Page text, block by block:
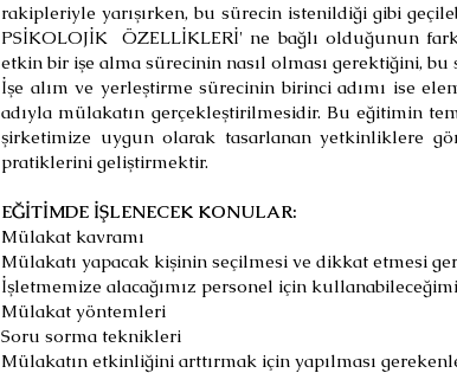
rakipleriyle yarışırken, bu sürecin istenildiği gibi
PSİKOLOJİK ÖZELLİKLERİ' ne bağlı olduğunun
etkin bir işe alma sürecinin nasıl olması gerektiğini,
İşe alım ve yerleştirme sürecinin birinci adımı ise
adıyla mülakatın gerçekleştirilmesidir. Bu eğitimin
şirketimize uygun olarak tasarlanan yetkinliklere
pratiklerini geliştirmektir.
EĞİTİMDE İŞLENECEK KONULAR:
Mülakat kavramı
Mülakatı yapacak kişinin seçilmesi ve dikkat etmesi
İşletmemize alacağımız personel için
Mülakat yöntemleri
Soru sorma teknikleri
Mülakatın etkinliğini arttırmak için yapılması